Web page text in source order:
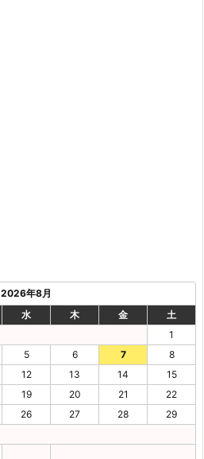
2026年8月
水 木 金 土
1
5 6 7
8
12 13 14
15
19 20 21
22
26 27 28
29